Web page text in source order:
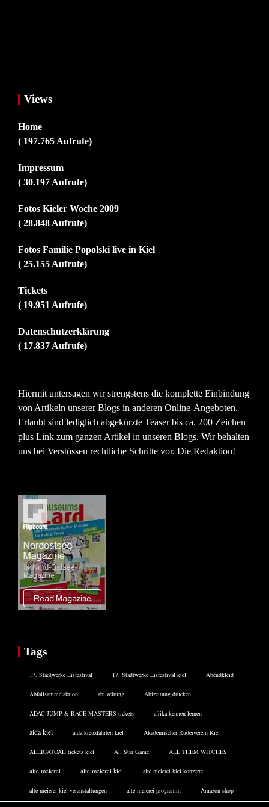
Views
Home
( 197.765 Aufrufe)
Impressum
( 30.197 Aufrufe)
Fotos Kieler Woche 2009
( 28.848 Aufrufe)
Fotos Familie Popolski live in Kiel
( 25.155 Aufrufe)
Tickets
( 19.951 Aufrufe)
Datenschutzerklärung
( 17.837 Aufrufe)
Hiermit untersagen wir strengstens die komplette Einbindung
von Artikeln unserer Blogs in anderen Online-Angeboten.
Erlaubt sind lediglich abgekürzte Teaser bis ca. 200 Zeichen
plus Link zum ganzen Artikel in unseren Blogs. Wir behalten
uns bei Verstössen rechtliche Schritte vor. Die Redaktion!
Tags
17. Stadtwerke Eisfestival 17. Stadtwerke Eisfestival kiel Abendkleid
Abfallsammelaktion abi zeitung Abizeitung drucken
ADAC JUMP & RACE MASTERS tickets afrika kennen lernen
aida kiel aida kreuzfahrten kiel Akademischer Ruderverein Kiel
ALLIGATOAH tickets kiel All Star Game ALL THEM WITCHES
alte meierei alte meierei kiel alte meierei kiel konzerte
alte meierei kiel veranstaltungen alte meierei programm Amazon shop